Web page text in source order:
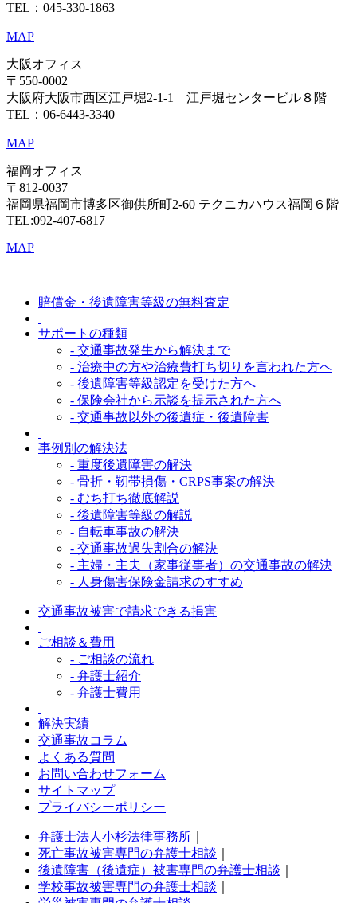
TEL：045-330-1863
MAP
大阪オフィス
〒550-0002
大阪府大阪市西区江戸堀2-1-1 江戸堀センタービル８階
TEL：06-6443-3340
MAP
福岡オフィス
〒812-0037
福岡県福岡市博多区御供所町2-60 テクニカハウス福岡６階
TEL:092-407-6817
MAP
賠償金・後遺障害等級の無料査定
サポートの種類
- 交通事故発生から解決まで
- 治療中の方や治療費打ち切りを言われた方へ
- 後遺障害等級認定を受けた方へ
- 保険会社から示談を提示された方へ
- 交通事故以外の後遺症・後遺障害
事例別の解決法
- 重度後遺障害の解決
- 骨折・靭帯損傷・CRPS事案の解決
- むち打ち徹底解説
- 後遺障害等級の解説
- 自転車事故の解決
- 交通事故過失割合の解決
- 主婦・主夫（家事従事者）の交通事故の解決
- 人身傷害保険金請求のすすめ
交通事故被害で請求できる損害
ご相談＆費用
- ご相談の流れ
- 弁護士紹介
- 弁護士費用
解決実績
交通事故コラム
よくある質問
お問い合わせフォーム
サイトマップ
プライバシーポリシー
弁護士法人小杉法律事務所
死亡事故被害専門の弁護士相談
後遺障害（後遺症）被害専門の弁護士相談
学校事故被害専門の弁護士相談